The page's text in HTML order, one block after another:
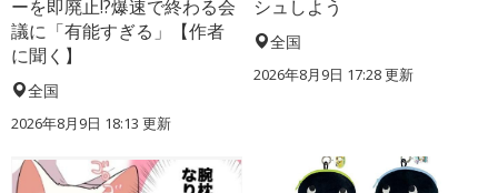
ーを即廃止!?爆速で終わる会
議に「有能すぎる」【作者
に聞く】
全国
2026年8月9日 18:13 更新
シュしよう
全国
2026年8月9日 17:28更新